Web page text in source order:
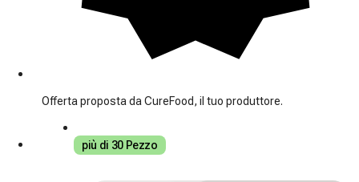
Offerta proposta da CureFood, il tuo produttore.
più di 30 Pezzo